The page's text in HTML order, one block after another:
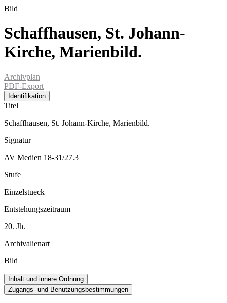
Bild
Schaffhausen, St. Johann-
Kirche, Marienbild.
Archivplan
PDF-Export
Identifikation
Titel
Schaffhausen, St. Johann-Kirche, Marienbild.
Signatur
AV Medien 18-31/27.3
Stufe
Einzelstueck
Entstehungszeitraum
20. Jh.
Archivalienart
Bild
Inhalt und innere Ordnung
Zugangs- und Benutzungsbestimmungen